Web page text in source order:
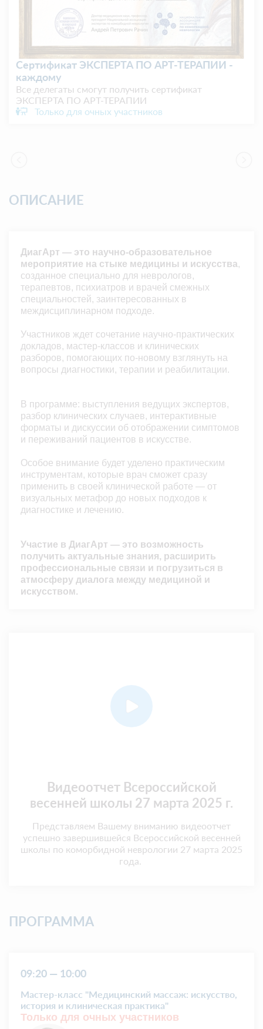
Аппарат нервно-мышечной стимуляции
Аппарат нервно-мышечной стимуляции IMPULSE
NEURO (в рамках специальной активности вне
научной программы)
Только для очных участников
ОПИСАНИЕ
ДиагАрт — это научно-образовательное
мероприятие на стыке медицины и искусства,
созданное специально для неврологов,
терапевтов, психиатров и врачей смежных
специальностей, заинтересованных в
междисциплинарном подходе.
Участников ждет сочетание научно-практических
докладов, мастер-классов и клинических
разборов, помогающих по‑новому взглянуть на
вопросы диагностики, терапии и реабилитации.
В программе: выступления ведущих экспертов,
разбор клинических случаев, интерактивные
форматы и дискуссии об отображении симптомов
и переживаний пациентов в искусстве.
Особое внимание будет уделено практическим
инструментам, которые врач сможет сразу
применить в своей клинической работе — от
визуальных метафор до новых подходов к
диагностике и лечению.
Участие в ДиагАрт — это возможность
получить актуальные знания, расширить
профессиональные связи и погрузиться в
атмосферу диалога между медициной и
искусством.
Видеоотчет Всероссийской
весенней школы 27 марта 2025 г.
Представляем Вашему вниманию видеоотчет
успешно завершившейся Всероссийской весенней
школы по коморбидной неврологии 27 марта 2025
года.
ПРОГРАММА
09:20 — 10:00
Мастер-класс "Медицинский массаж: искусство,
история и клиническая практика"
Только для очных участников